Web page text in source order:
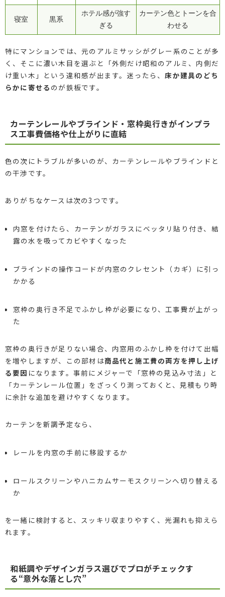
寝室 黒系
ホテル感が強す
ぎる
カーテン色とトーンを合
わせる
特にマンションでは、元のアルミサッシがグレー系のことが多
く、そこに濃い木目を選ぶと「外側だけ昭和のアルミ、内側だ
け重い木」という違和感が出ます。迷ったら、床か建具のどち
らかに寄せる のが鉄板です。
カーテンレールやブラインド・窓枠奥行きがインプラ
ス工事費価格や仕上がりに直結
色の次にトラブルが多いのが、カーテンレールやブラインドと
の干渉です。
ありがちなケースは次の3つです。
内窓を付けたら、カーテンがガラスにベッタリ貼り付き、結
露の水を吸ってカビやすくなった
ブラインドの操作コードが内窓のクレセント（カギ）に引っ
かかる
窓枠の奥行き不足でふかし枠が必要になり、工事費が上がっ
た
窓枠の奥行きが足りない場合、内窓用のふかし枠を付けて出幅
を増やしますが、この部材は商品代と施工費の両方を押し上げ
る要因 になります。事前にメジャーで「窓枠の見込み寸法」と
「カーテンレール位置」をざっくり測っておくと、見積もり時
に余計な追加を避けやすくなります。
カーテンを新調予定なら、
レールを内窓の手前に移設するか
ロールスクリーンやハニカムサーモスクリーンへ切り替える
か
を一緒に検討すると、スッキリ収まりやすく、光漏れも抑えら
れます。
和紙調やデザインガラス選びでプロがチェックす
る“意外な落とし穴”